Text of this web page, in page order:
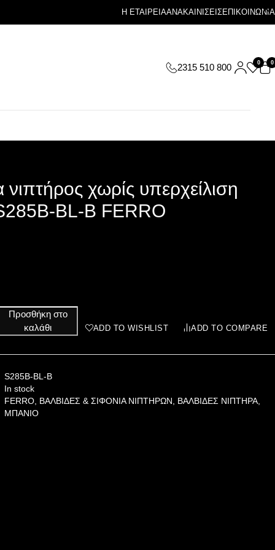
Η ΕΤΑΙΡΕΙΑΑΝΑΚΑΙΝΙΣΕΙΣΕΠΙΚΟΙΝΩΝΙΑ
2315 510 800 0 0
νιπτήρος χωρίς υπερχείλιση
BL-B FERRO
Προσθήκη στο
καλάθι
ADD TO WISHLIST ADD TO COMPARE
S285B-BL-B
In stock
FERRO, ΒΑΛΒΙΔΕΣ & ΣΙΦΟΝΙΑ ΝΙΠΤΗΡΩΝ ΒΑΛΒΙΔΕΣ ΝΙΠΤΗΡΑ,
ΜΠΑΝΙΟ